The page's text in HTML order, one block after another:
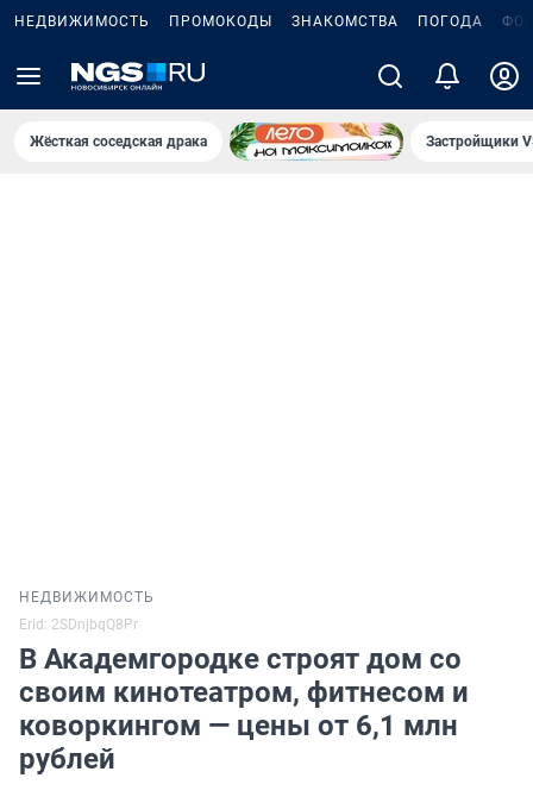
НЕДВИЖИМОСТЬ ПРОМОКОДЫ ЗНАКОМСТВА ПОГОДА
Жёсткая соседская драка Застройщики
НЕДВИЖИМОСТЬ
Erid: 2SDnjbqQ8Pr
В Академгородке строят дом со
своим кинотеатром, фитнесом и
коворкингом — цены от 6,1 млн
рублей